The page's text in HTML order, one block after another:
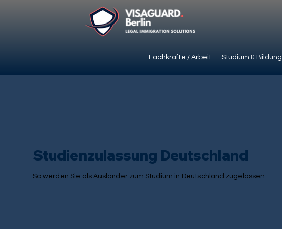
Fachkräfte / Arbeit Studium & Bildung
Studienzulassung Deutschland
So werden Sie als Ausländer zum Studium in Deutschland zugelassen